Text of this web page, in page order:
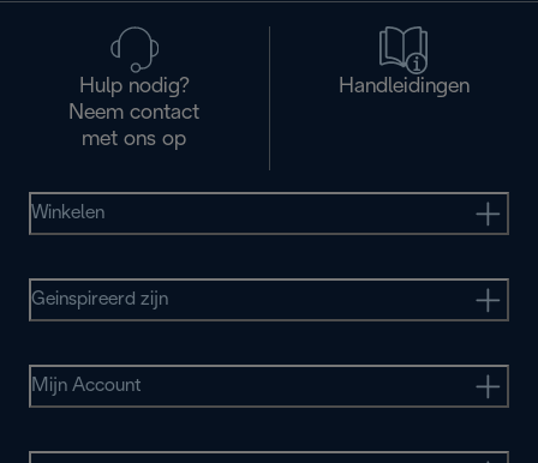
Hulp nodig?
Neem contact
met ons op
Handleidingen
Winkelen
Geinspireerd zijn
Mijn Account